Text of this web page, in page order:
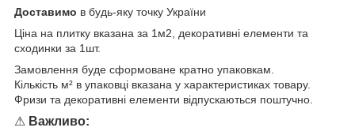
Доставимо в будь-яку точку України
Ціна на плитку вказана за 1м2, декоративні елементи та
сходинки за 1шт.
Замовлення буде сформоване кратно упаковкам.
Кількість м² в упаковці вказана у характеристиках товару.
Фризи та декоративні елементи відпускаються поштучно.
⚠ Важливо: